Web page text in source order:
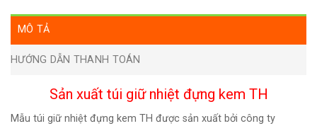
MÔ TẢ
HƯỚNG DẪN THANH TOÁN
Sản xuất túi giữ nhiệt đựng kem TH
Mẫu túi giữ nhiệt đựng kem TH được sản xuất bởi công ty